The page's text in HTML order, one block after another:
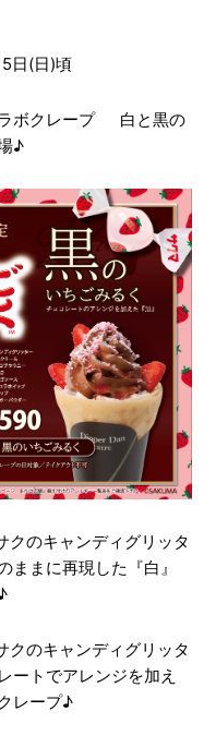
日(日)頃
ラボクレープ 白と黒の
♪
のキャンディグリッタ
ままに再現した『白』
のキャンディグリッタ
ートでアレンジを加え
レープ♪